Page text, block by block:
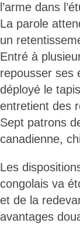
l’arme dans
La parole
un
Entré à
repousser ses
déployé le
entretient des
Sept patrons
canadienne,
Les
congolais va
et de la
avantages